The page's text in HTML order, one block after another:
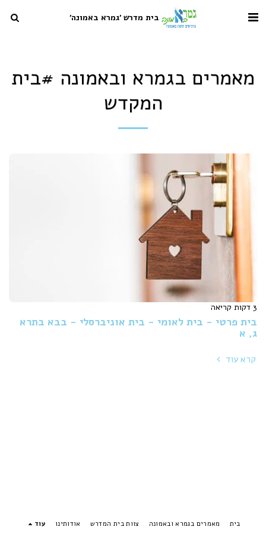
בית מדרש 'גמרא באמונה'
מאמרים בגמרא ובאמונה #בית
המקדש
3 דקות קריאה
בית פרטי - בית לאומי - בית אוניברסלי - בבא בתרא
ג, א
קרא עוד
בית מאמרים בגמרא ובאמונה צוות בית המדרש אודותינו עוד